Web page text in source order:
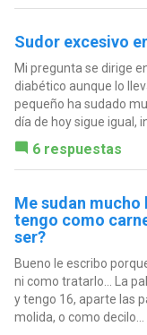
Sudor excesivo
Mi pregunta se dirige
diabético aunque lo
pequeño ha sudado
día de hoy sigue igual,
6 respuestas
Me sudan mucho
tengo como
ser?
Bueno le escribo
ni como tratarlo... La
y tengo 16, aparte las
molida, o como decilo...